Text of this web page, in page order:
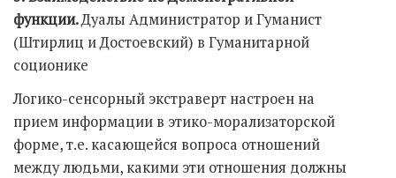
функции.Дуалы Администратор и Гуманист
(Штирлиц и Достоевский) в Гуманитарной
соционике
Логико-сенсорный экстраверт настроен на
прием информации в этико-морализаторской
форме, т.е. касающейся вопроса отношений
между людьми, какими эти отношения должны